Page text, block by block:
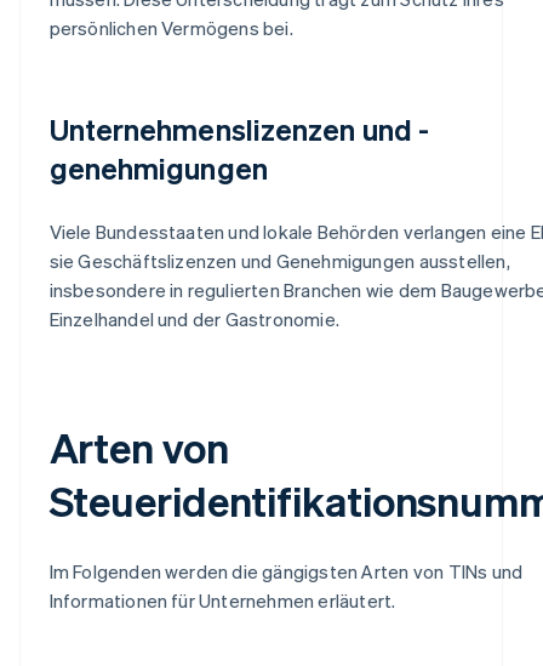
persönlichen Vermögens bei.
Unternehmenslizenzen und -
genehmigungen
Viele Bundesstaaten und lokale Behörden verlangen eine
sie Geschäftslizenzen und Genehmigungen ausstellen,
insbesondere in regulierten Branchen wie dem
Einzelhandel und der Gastronomie.
Arten von
Im Folgenden werden die gängigsten Arten von TINs und
Informationen für Unternehmen erläutert.